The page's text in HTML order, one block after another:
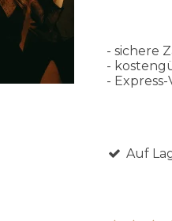
- sichere
-
- Express-
Auf